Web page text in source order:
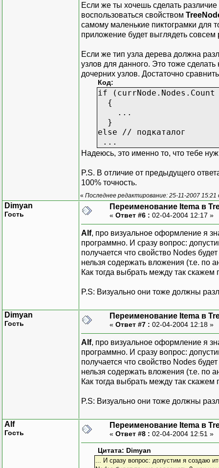
Если же ты хочешь сделать
воспользоваться свойством
самому маленькие пиктограмки для
приложение будет выглядеть совсем
Если же тип узла дерева должна
узлов для данного. Это тоже
дочерних узлов. Достаточно
Код:
if
{
...
}
else // подкаталог
...
Надеюсь, это именно то, что тебе
P.S. В отличие от предыдущего
100% точность.
« Последнее редактирование: 25-11-2007 15:21
Dimyan
Гость
Переименование Itema в
« Ответ #6 : 02-04-2004 12:17 »
Alf, про визуальное оформление я
программно. И сразу вопрос:
получается что свойство Nodes
нельзя содержать вложения (т.е. по
Как тогда выбрать между так
P.S: Визуально они тоже должны
Dimyan
Гость
Переименование Itema в
« Ответ #7 : 02-04-2004 12:18 »
Alf, про визуальное оформление я
программно. И сразу вопрос:
получается что свойство Nodes
нельзя содержать вложения (т.е. по
Как тогда выбрать между так
P.S: Визуально они тоже должны
Alf
Гость
Переименование Itema в
« Ответ #8 : 02-04-2004 12:51 »
Цитата: Dimyan
... И сразу вопрос: допустим я создаю